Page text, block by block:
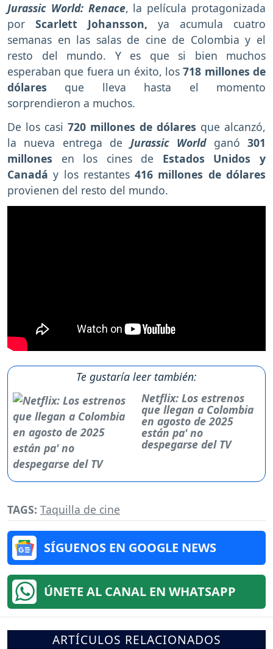
Jurassic World: Renace, la película protagonizada
por Scarlett Johansson, ya acumula cuatro
semanas en las salas de cine de Colombia y el
resto del mundo. Y es que si bien muchos
esperaban que fuera un éxito, los718 millones de
dólares que lleva hasta el momento
sorprendieron a muchos.
De los casi 720 millones de dólares que alcanzó,
la nueva entrega de Jurassic World ganó301
millones en los cines de Estados Unidos y
Canadá y los restantes416 millones de dólares
provienen del resto del mundo.
Te gustaría leer también:
Netflix: Los estrenos
que llegan a Colombia
en agosto de 2025
están pa' no
despegarse del TV
TAGS: Taquilla de cine
SÍGUENOS EN GOOGLE NEWS
ÚNETE AL CANAL EN WHATSAPP
ARTÍCULOS RELACIONADOS